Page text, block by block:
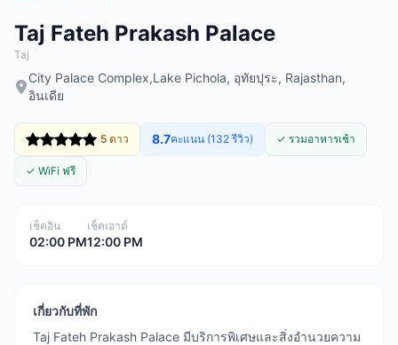
Taj Fateh Prakash Palace
Taj
City Palace Complex,Lake Pichola, อุทัยปุระ, Rajasthan,
อินเดีย
5 ดาว 8.7คะแนน (132 รีวิว) ✓ รวมอาหารเช้า
✓ WiFi ฟรี
เช็คอิน
02:00 PM
เช็คเอาต์
12:00 PM
เกี่ยวกับที่พัก
Taj Fateh Prakash Palace มีบริการพิเศษและสิ่งอำนวยความ